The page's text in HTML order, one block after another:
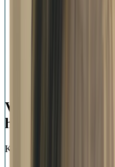
Verwandle
heute in ein
KOSTENLOS LOSLEGEN